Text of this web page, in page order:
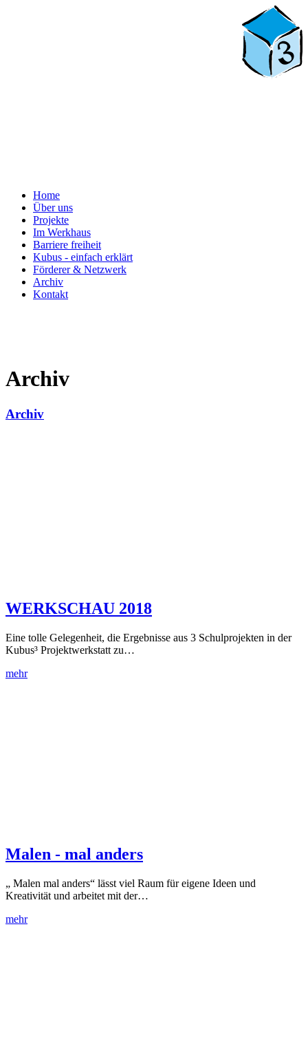
Home
Über uns
Projekte
Im Werkhaus
Barriere freiheit
Kubus - einfach erklärt
Förderer & Netzwerk
Archiv
Kontakt
Archiv
Archiv
WERKSCHAU 2018
Eine tolle Gelegenheit, die Ergebnisse aus 3 Schulprojekten in der
Kubus³ Projektwerkstatt zu…
mehr
Malen - mal anders
„ Malen mal anders“ lässt viel Raum für eigene Ideen und
Kreativität und arbeitet mit der…
mehr